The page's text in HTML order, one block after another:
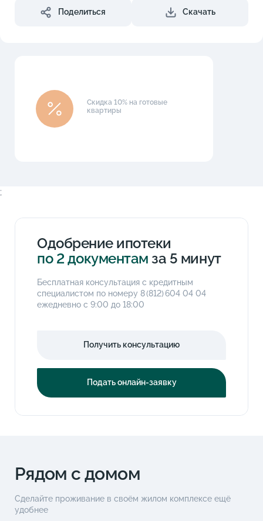
Поделиться Скачать
Скидка 10% на готовые
квартиры
;
Одобрение ипотеки
по 2 документам за 5 минут
Бесплатная консультация с кредитным
специалистом по номеру8 (812) 604 04 04
ежедневно с 9:00 до 18:00
Получить консультацию
Подать онлайн-заявку
Рядом с домом
Сделайте проживание в своём жилом комплексе ещё
удобнее